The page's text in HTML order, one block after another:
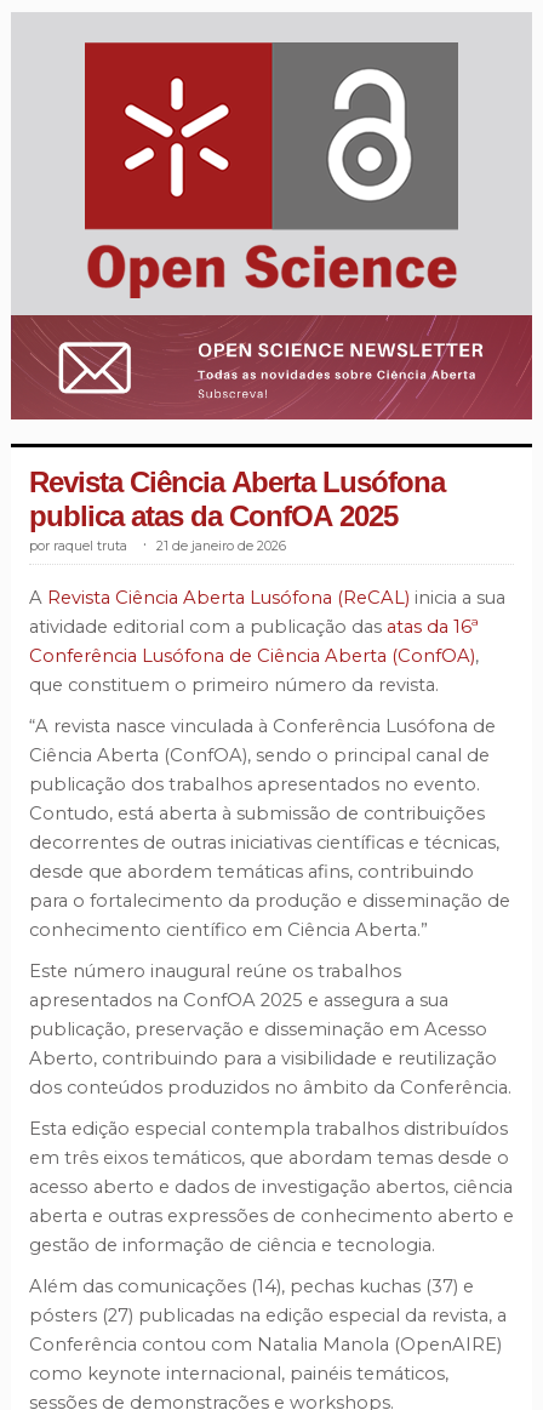
Revista Ciência Aberta Lusófona
publica atas da ConfOA 2025
raquel truta 21 de janeiro de 2026
A Revista Ciência Aberta Lusófona (ReCAL) inicia a sua
atividade editorial com a publicação das atas da 16ª
Conferência Lusófona de Ciência Aberta (ConfOA),
que constituem o primeiro número da revista.
“A revista nasce vinculada à Conferência Lusófona de
Ciência Aberta (ConfOA), sendo o principal canal de
publicação dos trabalhos apresentados no evento.
Contudo, está aberta à submissão de contribuições
decorrentes de outras iniciativas científicas e técnicas,
desde que abordem temáticas afins, contribuindo
para o fortalecimento da produção e disseminação de
conhecimento científico em Ciência Aberta.”
Este número inaugural reúne os trabalhos
apresentados na ConfOA 2025 e assegura a sua
publicação, preservação e disseminação em Acesso
Aberto, contribuindo para a visibilidade e reutilização
dos conteúdos produzidos no âmbito da Conferência.
Esta edição especial contempla trabalhos distribuídos
em três eixos temáticos, que abordam temas desde o
acesso aberto e dados de investigação abertos, ciência
aberta e outras expressões de conhecimento aberto e
gestão de informação de ciência e tecnologia.
Além das comunicações (14), pechas kuchas (37) e
pósters (27) publicadas na edição especial da revista, a
Conferência contou com Natalia Manola (OpenAIRE)
como keynote internacional, painéis temáticos,
sessões de demonstrações e workshops.